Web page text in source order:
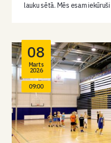
lauku sētā. Mēs esam
08
Marts
2026
09:00